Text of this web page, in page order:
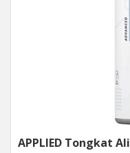
APPLIED Tongkat Ali